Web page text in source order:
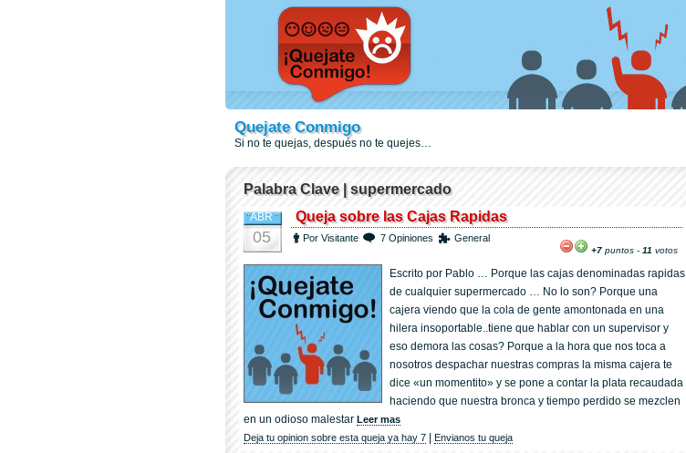
Quejate Conmigo
Si no te quejas, después no te quejes…
Palabra Clave | supermercado
ABR
05
Queja sobre las Cajas Rapidas
Por Visitante 7 Opiniones General
+7 puntos - 11 votos
Escrito por Pablo … Porque las cajas denominadas rapidas
de cualquier supermercado … No lo son? Porque una
cajera viendo que la cola de gente amontonada en una
hilera insoportable..tiene que hablar con un supervisor y
eso demora las cosas? Porque a la hora que nos toca a
nosotros despachar nuestras compras la misma cajera te
dice «un momentito» y se pone a contar la plata recaudada
haciendo que nuestra bronca y tiempo perdido se mezclen
en un odioso malestar Leer mas
Deja tu opinion sobre esta queja ya hay 7
Envianos tu queja